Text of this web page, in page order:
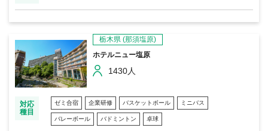
栃木県 (那須塩原)
ホテルニュー塩原
1430人
対応
種目
ゼミ合宿 企業研修 バスケットボール ミニバス
バレーボール バドミントン 卓球